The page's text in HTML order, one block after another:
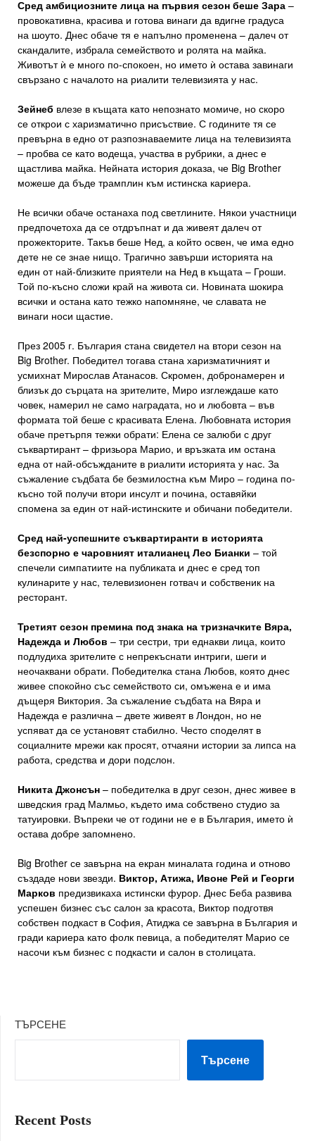
Сред амбициозните лица на първия сезон беше Зара –
провокативна, красива и готова винаги да вдигне градуса
на шоуто. Днес обаче тя е напълно променена – далеч от
скандалите, избрала семейството и ролята на майка.
Животът ѝ е много по-спокоен, но името ѝ остава завинаги
свързано с началото на риалити телевизията у нас.
Зейнеб влезе в къщата като непознато момиче, но скоро
се открои с харизматично присъствие. С годините тя се
превърна в едно от разпознаваемите лица на телевизията
– пробва се като водеща, участва в рубрики, а днес е
щастлива майка. Нейната история доказа, че Big Brother
можеше да бъде трамплин към истинска кариера.
Не всички обаче останаха под светлините. Някои участници
предпочетоха да се отдръпнат и да живеят далеч от
прожекторите. Такъв беше Нед, а който освен, че има едно
дете не се знае нищо. Трагично завърши историята на
един от най-близките приятели на Нед в къщата – Гроши.
Той по-късно сложи край на живота си. Новината шокира
всички и остана като тежко напомняне, че славата не
винаги носи щастие.
През 2005 г. България стана свидетел на втори сезон на
Big Brother. Победител тогава стана харизматичният и
усмихнат Мирослав Атанасов. Скромен, добронамерен и
близък до сърцата на зрителите, Миро изглеждаше като
човек, намерил не само наградата, но и любовта – във
формата той беше с красивата Елена. Любовната история
обаче претърпя тежки обрати: Елена се залюби с друг
съквартирант – фризьора Марио, и връзката им остана
една от най-обсъжданите в риалити историята у нас. За
съжаление съдбата бе безмилостна към Миро – година по-
късно той получи втори инсулт и почина, оставяйки
спомена за един от най-истинските и обичани победители.
Сред най-успешните съквартиранти в историята
безспорно е чаровният италианец Лео Бианки – той
спечели симпатиите на публиката и днес е сред топ
кулинарите у нас, телевизионен готвач и собственик на
ресторант.
Третият сезон премина под знака на тризначките Вяра,
Надежда и Любов – три сестри, три еднакви лица, които
подлудиха зрителите с непрекъснати интриги, шеги и
неочаквани обрати. Победителка стана Любов, която днес
живее спокойно със семейството си, омъжена е и има
дъщеря Виктория. За съжаление съдбата на Вяра и
Надежда е различна – двете живеят в Лондон, но не
успяват да се установят стабилно. Често споделят в
социалните мрежи как просят, отчаяни истории за липса на
работа, средства и дори подслон.
Никита Джонсън – победителка в друг сезон, днес живее в
шведския град Малмьо, където има собствено студио за
татуировки. Въпреки че от години не е в България, името ѝ
остава добре запомнено.
Big Brother се завърна на екран миналата година и отново
създаде нови звезди. Виктор, Атижа, Ивоне Рей и Георги
Марков предизвикаха истински фурор. Днес Беба развива
успешен бизнес със салон за красота, Виктор подготвя
собствен подкаст в София, Атиджа се завърна в България и
гради кариера като фолк певица, а победителят Марио се
насочи към бизнес с подкасти и салон в столицата.
ТЪРСЕНЕ
Търсене
Recent Posts